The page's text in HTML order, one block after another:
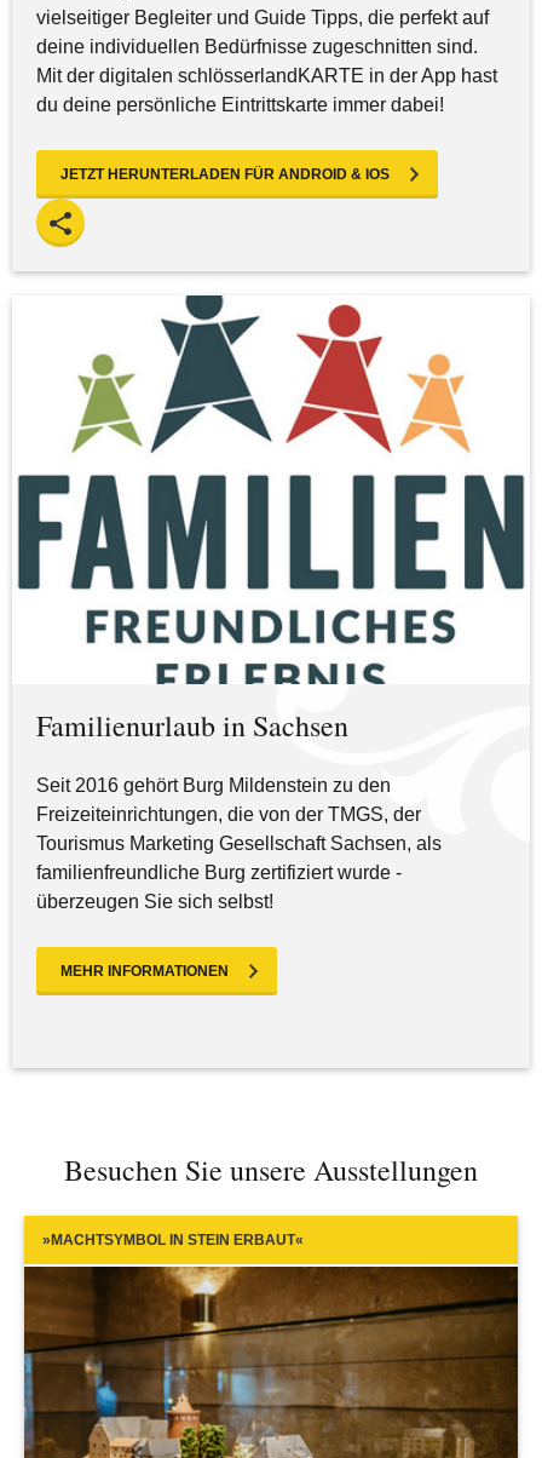
vielseitiger Begleiter und Guide Tipps, die perfekt auf
deine individuellen Bedürfnisse zugeschnitten sind.
Mit der digitalen schlösserlandKARTE in der App hast
du deine persönliche Eintrittskarte immer dabei!
JETZT HERUNTERLADEN FÜR ANDROID & IOS
Familienurlaub in Sachsen
Seit 2016 gehört Burg Mildenstein zu den
Freizeiteinrichtungen, die von der TMGS, der
Tourismus Marketing Gesellschaft Sachsen, als
familienfreundliche Burg zertifiziert wurde -
überzeugen Sie sich selbst!
MEHR INFORMATIONEN
Besuchen Sie unsere Ausstellungen
»MACHTSYMBOL IN STEIN ERBAUT«